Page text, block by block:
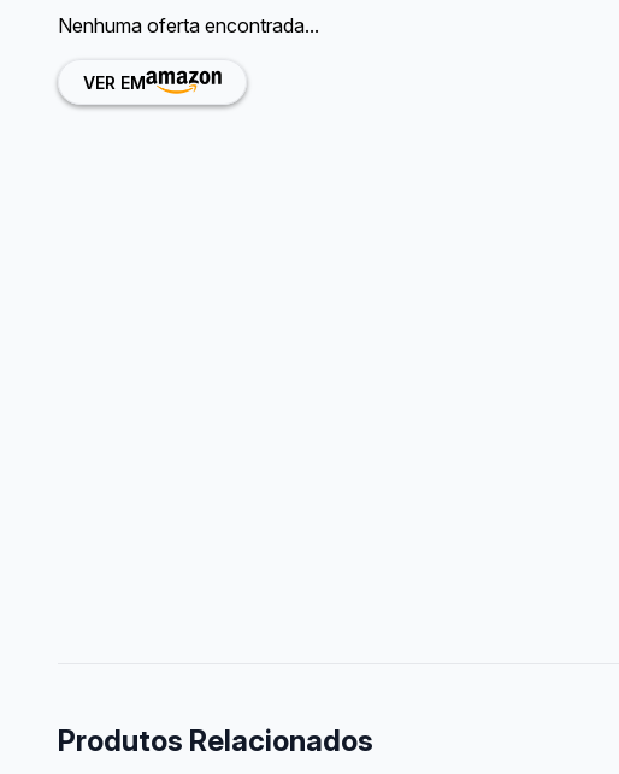
Nenhuma oferta encontrada...
VER EM
Produtos Relacionados